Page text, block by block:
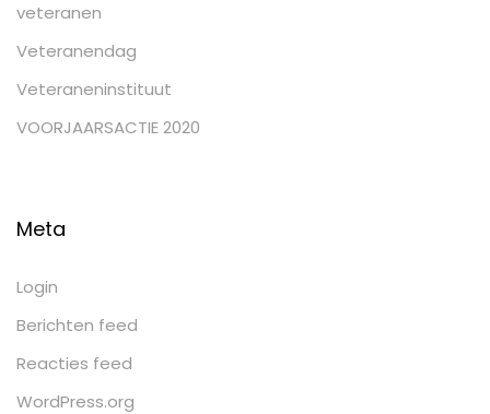
veteranen
Veteranendag
Veteraneninstituut
VOORJAARSACTIE 2020
Meta
Login
Berichten feed
Reacties feed
WordPress.org